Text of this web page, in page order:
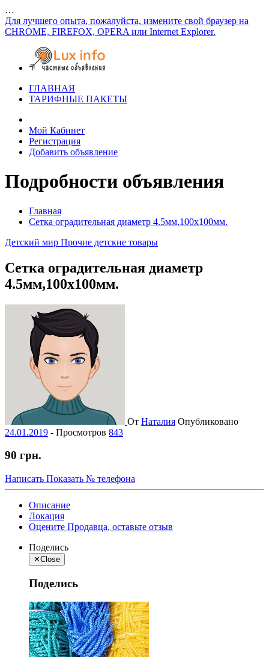
…
Для лучшего опыта, пожалуйста, измените свой браузер на
CHROME, FIREFOX, OPERA или Internet Explorer.
ГЛАВНАЯ
ТАРИФНЫЕ ПАКЕТЫ
Мой Кабинет
Регистрация
Добавить объявление
Подробности объявления
Главная
Сетка оградительная диаметр 4.5мм,100х100мм.
Детский мир Прочие детские товары
Сетка оградительная диаметр
4.5мм,100х100мм.
От Наталия Опубликовано
24.01.2019 - Просмотров 843
90 грн.
Написать Показать № телефона
Описание
Локация
Оцените Продавца, оставьте отзыв
Поделись
✕Close
Поделись